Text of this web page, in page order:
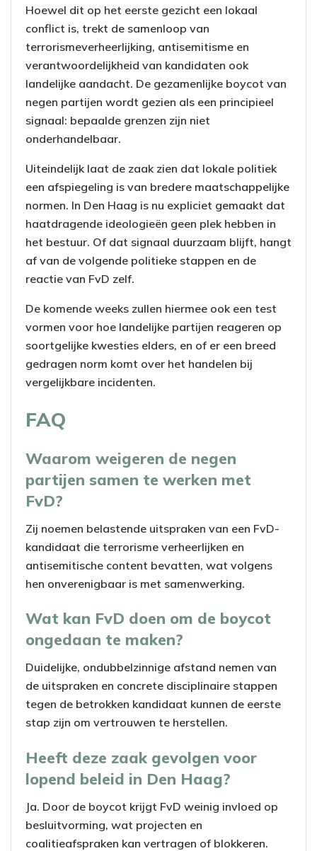
Hoewel dit op het eerste gezicht een lokaal
conflict is, trekt de samenloop van
terrorismeverheerlijking, antisemitisme en
verantwoordelijkheid van kandidaten ook
landelijke aandacht. De gezamenlijke boycot van
negen partijen wordt gezien als een principieel
signaal: bepaalde grenzen zijn niet
onderhandelbaar.
Uiteindelijk laat de zaak zien dat lokale politiek
een afspiegeling is van bredere maatschappelijke
normen. In Den Haag is nu expliciet gemaakt dat
haatdragende ideologieën geen plek hebben in
het bestuur. Of dat signaal duurzaam blijft, hangt
af van de volgende politieke stappen en de
reactie van FvD zelf.
De komende weeks zullen hiermee ook een test
vormen voor hoe landelijke partijen reageren op
soortgelijke kwesties elders, en of er een breed
gedragen norm komt over het handelen bij
vergelijkbare incidenten.
FAQ
Waarom weigeren de negen
partijen samen te werken met
FvD?
Zij noemen belastende uitspraken van een FvD-
kandidaat die terrorisme verheerlijken en
antisemitische content bevatten, wat volgens
hen onverenigbaar is met samenwerking.
Wat kan FvD doen om de boycot
ongedaan te maken?
Duidelijke, ondubbelzinnige afstand nemen van
de uitspraken en concrete disciplinaire stappen
tegen de betrokken kandidaat kunnen de eerste
stap zijn om vertrouwen te herstellen.
Heeft deze zaak gevolgen voor
lopend beleid in Den Haag?
Ja. Door de boycot krijgt FvD weinig invloed op
besluitvorming, wat projecten en
coalitieafspraken kan vertragen of blokkeren.